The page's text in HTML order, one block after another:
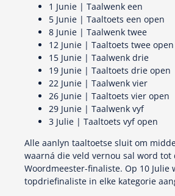
1 Junie | Taalwenk een
5 Junie | Taaltoets een open
8 Junie | Taalwenk twee
12 Junie | Taaltoets twee open
15 Junie | Taalwenk drie
19 Junie | Taaltoets drie open
22 Junie | Taalwenk vier
26 Junie | Taaltoets vier open
29 Junie | Taalwenk vyf
3 Julie | Taaltoets vyf open
Alle aanlyn taaltoetse sluit om
waarná die veld vernou sal word tot
Woordmeester-finaliste. Op 10 Julie
topdriefinaliste in elke kategorie